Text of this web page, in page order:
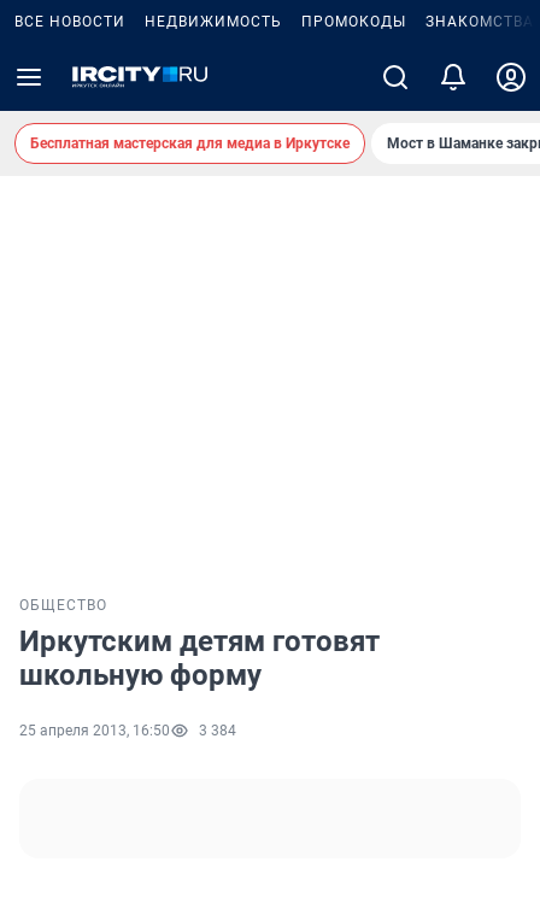
ВСЕ НОВОСТИ НЕДВИЖИМОСТЬ ПРОМОКОДЫ ЗНАКОМСТВА
Бесплатная мастерская для медиа в Иркутске Мост в Шаманке
ОБЩЕСТВО
Иркутским детям готовят
школьную форму
25 апреля 2013, 16:50 3 384